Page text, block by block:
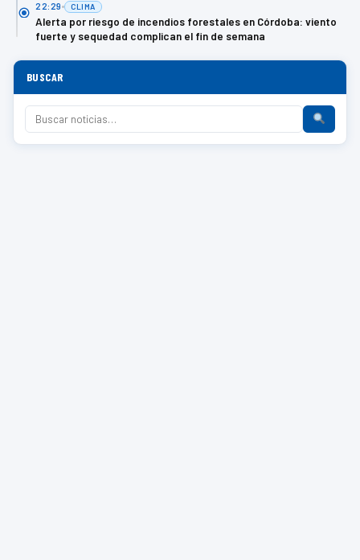
22:29 CLIMA
Alerta por riesgo de incendios forestales en Córdoba: viento
fuerte y sequedad complican el fin de semana
BUSCAR